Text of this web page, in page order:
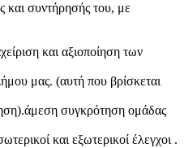
και συντήρησής του, με
και αξιοποίηση των
μας. (αυτή που βρίσκεται
συγκρότηση ομάδας
και εξωτερικοί έλεγχοι .